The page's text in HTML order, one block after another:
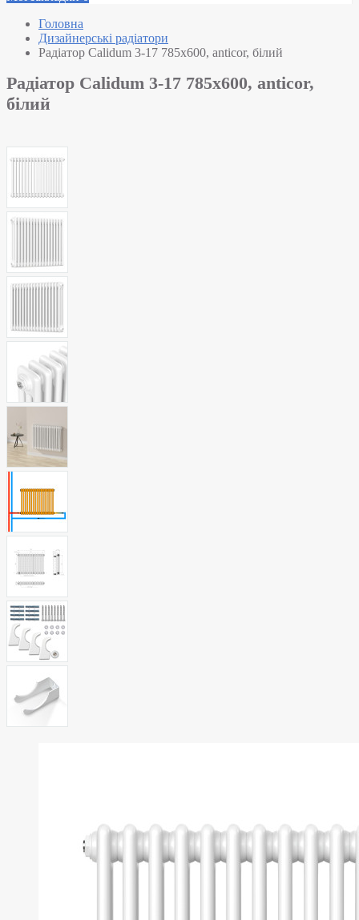
Головна
Дизайнерські радіатори
Радіатор Calidum 3-17 785х600, anticor, білий
Радіатор Calidum 3-17 785х600, anticor,
білий